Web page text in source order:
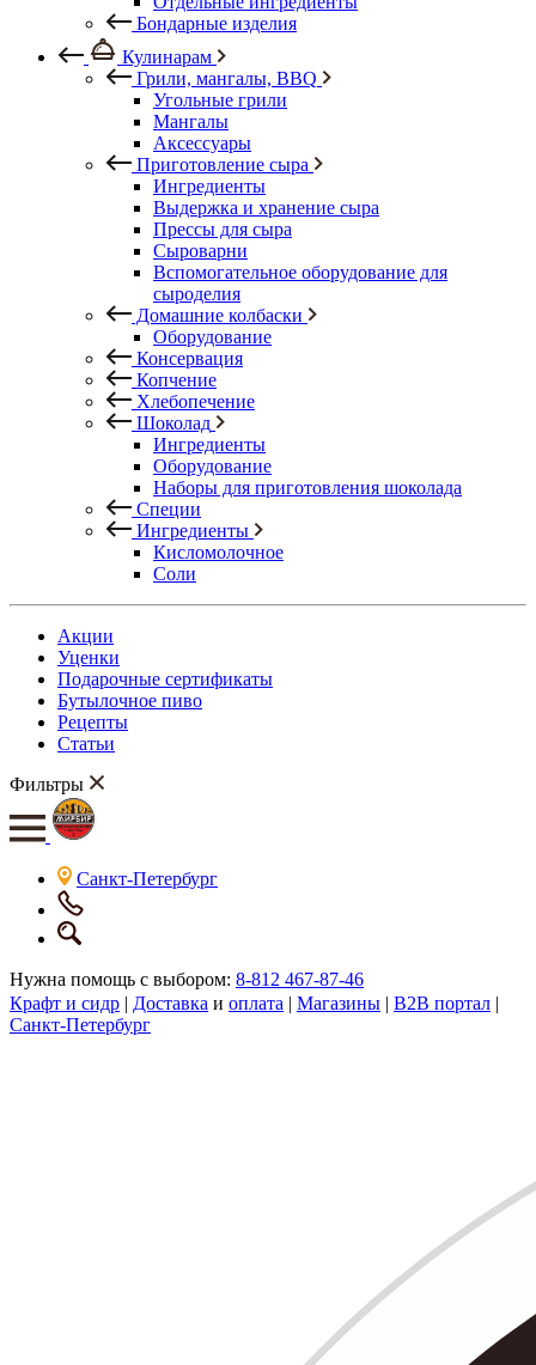
Бондарные изделия
Кулинарам
Грили, мангалы, BBQ
Угольные грили
Мангалы
Аксессуары
Приготовление сыра
Ингредиенты
Выдержка и хранение сыра
Прессы для сыра
Сыроварни
Вспомогательное оборудование для
сыроделия
Домашние колбаски
Оборудование
Консервация
Копчение
Хлебопечение
Шоколад
Ингредиенты
Оборудование
Наборы для приготовления шоколада
Специи
Ингредиенты
Кисломолочное
Соли
Акции
Уценки
Подарочные сертификаты
Бутылочное пиво
Рецепты
Статьи
Фильтры
Санкт-Петербург
Нужна помощь с выбором: 8-812 467-87-46
Крафт и сидр | Доставка и оплата | Магазины | B2B портал |
Санкт-Петербург